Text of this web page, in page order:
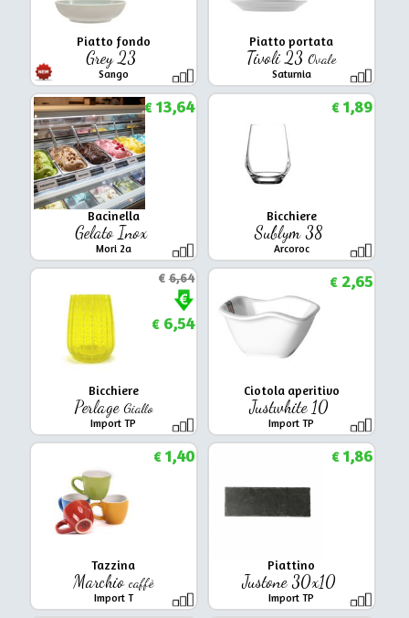
Piatto fondo
Grey 23
Sango
Piatto portata
Tivoli 23Ovale
Saturnia
Bacinella
Gelato Inox
Mori 2a
€13,64
Bicchiere
Sublym 38
Arcoroc
€1,89
Bicchiere
Perlage Giallo
Import TP
€6,64
€6,54
Ciotola aperitivo
Justwhite 10
Import TP
€2,65
Tazzina
Marchiocaffè
Import T
€1,40
Piattino
Justone 30x10
Import TP
€1,86